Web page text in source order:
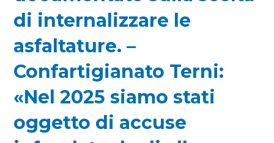
di internalizzare le
asfaltature. –
Confartigianato Terni:
«Nel 2025 siamo stati
oggetto di accuse